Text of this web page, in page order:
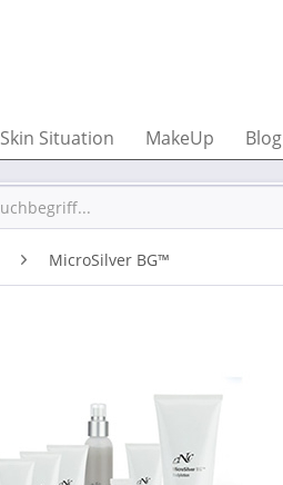
Skin Situation MakeUp Blog
MicroSilver BG™